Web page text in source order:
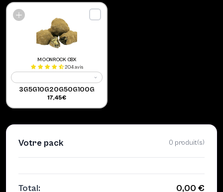
MOONROCK CBX
204 avis
3G5G10G20G50G100G
17,45€
Votre pack 0 produit(s)
Total: 0,00 €